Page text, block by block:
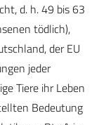
d. h. 49 bis 63
tödlich),
der EU
jeder
Tiere ihr Leben
Bedeutung